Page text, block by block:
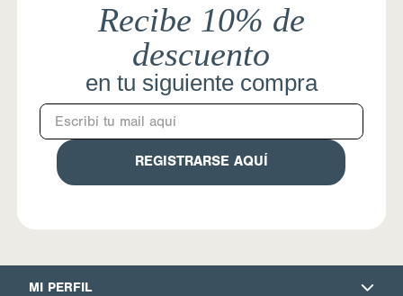
Recibe 10% de
descuento
en tu siguiente compra
REGISTRARSE AQUÍ
MI PERFIL